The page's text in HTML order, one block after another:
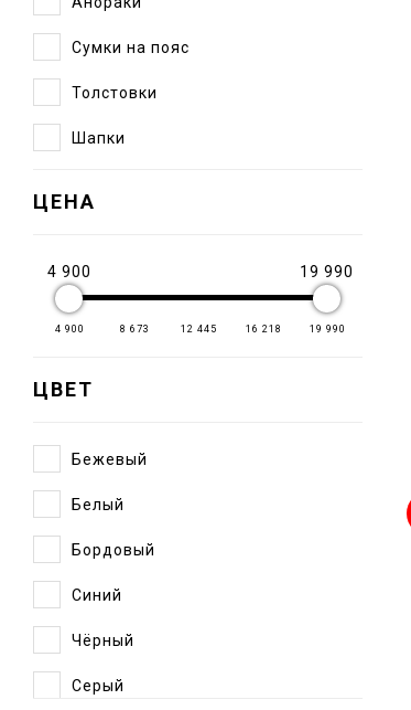
Сумки на пояс
Толстовки
Шапки
ЦЕНА
4 900 19 990
4 900 8 673 12 445 16 218 19 990
ЦВЕТ
Бежевый
Белый
Бордовый
Синий
Чёрный
Серый